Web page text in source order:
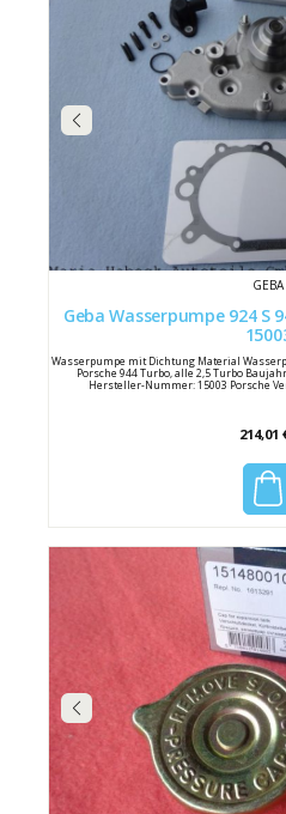
GEBA
Geba Wasserpumpe 924 S 944 2,5 ltr alle 944 Turbo
Wasserpumpe mit Dichtung Material
Porsche 944 Turbo, alle 2,5 Turbo
Hersteller-Nummer: 15003 Porsche
214,01